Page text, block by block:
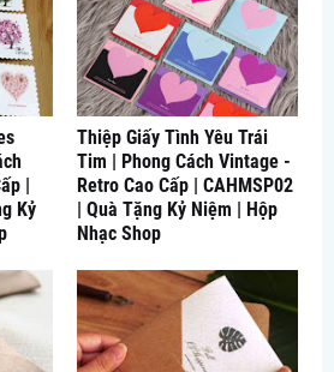
|
Kỷ
Thiệp Giấy Tình Yêu Trái
Tim | Phong Cách Vintage -
Retro Cao Cấp | CAHMSP02
| Quà Tặng Kỷ Niệm | Hộp
Nhạc Shop